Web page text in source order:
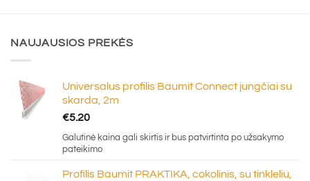
NAUJAUSIOS PREKĖS
Universalus profilis Baumit Connect jungčiai su
skarda, 2m
€5.20
Galutinė kaina gali skirtis ir bus patvirtinta po užsakymo
pateikimo
Profilis Baumit PRAKTIKA, cokolinis, su tinkleliu,